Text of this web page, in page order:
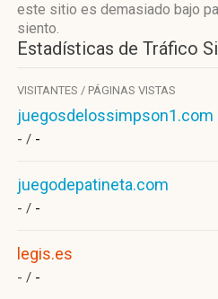
este sitio es demasiado bajo
siento.
Estadísticas de Tráfico
VISITANTES / PÁGINAS VISTAS
juegosdelossimpson1.com
- / -
juegodepatineta.com
- / -
legis.es
- / -